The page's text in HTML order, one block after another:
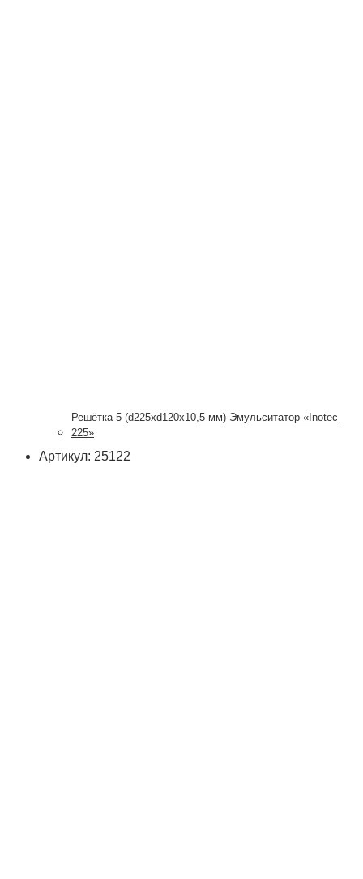
Решётка 5 (d225xd120x10,5 мм) Эмульситатор «Inotec
225»
Артикул: 25122